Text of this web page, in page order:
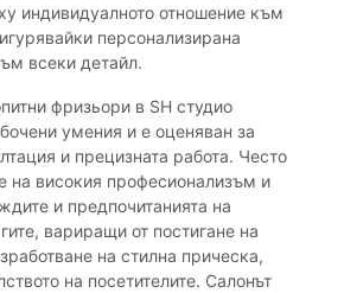
индивидуалното отношение към
персонализирана
всеки детайл.
фризьори в SH студио
умения и е оценяван за
и прецизната работа. Често
на високия професионализъм и
и предпочитанията на
вариращи от постигане на
на стилна прическа,
на посетителите. Салонът